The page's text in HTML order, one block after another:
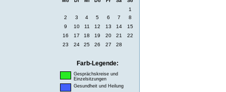
1
2
3 4 5 6 7
8
9
10 11 12 13 14
15
16
17 18 19 20 21
22
23
24 25 26 27 28
Farb-Legende:
Gesprächskreise und
Einzelsitzungen
Gesundheit und Heilung